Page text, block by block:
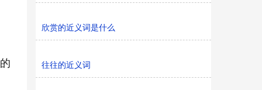
欣赏的近义词是什么
往往的近义词